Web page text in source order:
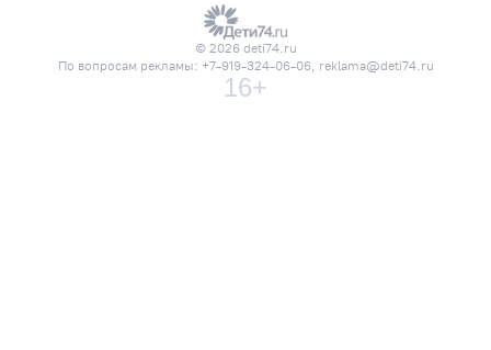
© 2026 deti74.ru
По вопросам рекламы: +7-919-324-06-06, reklama@deti74.ru
16+